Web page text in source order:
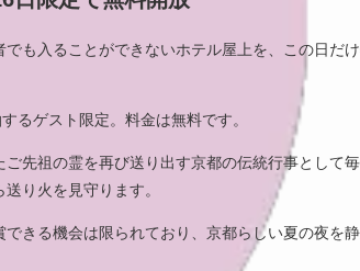
も入ることができないホテル屋上を、この日だ
るゲスト限定。料金は無料です。
先祖の霊を再び送り出す京都の伝統行事として
り火を見守ります。
きる機会は限られており、京都らしい夏の夜を